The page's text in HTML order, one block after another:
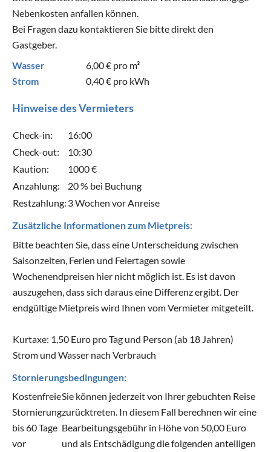
Nebenkosten anfallen können.
Bei Fragen dazu kontaktieren Sie bitte direkt den
Gastgeber.
Wasser
6,00 € pro m³
Strom
0,40 € pro kWh
Hinweise des Vermieters
Check-in:
16:00
Check-out:
10:30
Kaution:
1000 €
Anzahlung:
20 % bei Buchung
Restzahlung: 3 Wochen vor Anreise
Zusätzliche Informationen zum Mietpreis:
Bitte beachten Sie, dass eine Unterscheidung zwischen
Saisonzeiten, Ferien und Feiertagen sowie
Wochenendpreisen hier nicht möglich ist. Es ist davon
auszugehen, dass sich daraus eine Differenz ergibt. Der
endgültige Mietpreis wird Ihnen vom Vermieter mitgeteilt.
Kurtaxe: 1,50 Euro pro Tag und Person (ab 18 Jahren)
Strom und Wasser nach Verbrauch
Stornierungsbedingungen:
Kostenfreie
Stornierung
bis 60 Tage
vor
Sie können jederzeit von Ihrer gebuchten Reise
zurücktreten. In diesem Fall berechnen wir eine
Bearbeitungsgebühr in Höhe von 50,00 Euro
und als Entschädigung die folgenden anteiligen